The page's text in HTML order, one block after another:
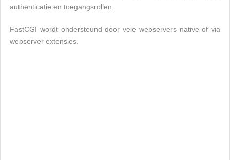
authenticatie en toegangsrollen.
FastCGI wordt ondersteund door vele webservers native of via
webserver extensies.